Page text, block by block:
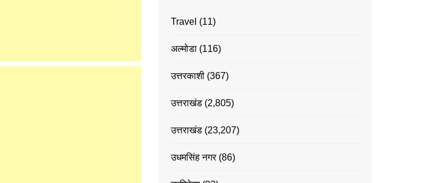
Travel (11)
अल्मोडा (116)
उत्तरकाशी (367)
उत्तराखंड (2,805)
उत्तराखंड (23,207)
उधमसिंह नगर(86)